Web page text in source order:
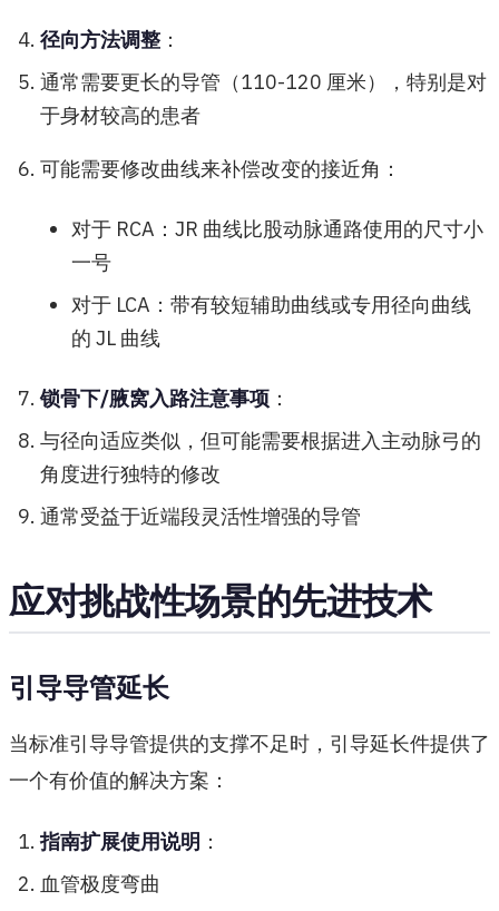
径向方法调整 ：
通常需要更长的导管（110-120 厘米），特别是对
于身材较高的患者
可能需要修改曲线来补偿改变的接近角：
对于 RCA：JR 曲线比股动脉通路使用的尺寸小
一号
对于 LCA：带有较短辅助曲线或专用径向曲线
的 JL 曲线
锁骨下/腋窝入路注意事项 ：
与径向适应类似，但可能需要根据进入主动脉弓的
角度进行独特的修改
通常受益于近端段灵活性增强的导管
应对挑战性场景的先进技术
引导导管延长
当标准引导导管提供的支撑不足时，引导延长件提供了
一个有价值的解决方案：
指南扩展使用说明 ：
血管极度弯曲